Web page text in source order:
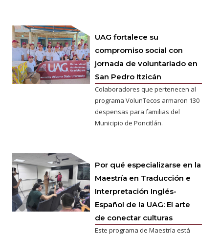
UAG fortalece su
compromiso social con
jornada de voluntariado en
San Pedro Itzicán
Colaboradores que pertenecen al
programa VolunTecos armaron 130
despensas para familias del
Municipio de Poncitlán.
Por qué especializarse en la
Maestría en Traducción e
Interpretación Inglés-
Español de la UAG: El arte
de conectar culturas
Este programa de Maestría está